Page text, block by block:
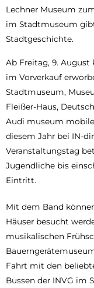
Lechner Museum
im Stadtmuseum
Stadtgeschichte.
Ab Freitag, 9. August
im Vorverkauf
Stadtmuseum,
Fleißer-Haus,
Audi museum
diesem Jahr bei IN-
Veranstaltungstag
Jugendliche bis
Eintritt.
Mit dem Band
Häuser besucht
musikalischen
Fahrt mit den
Bussen der INVG im